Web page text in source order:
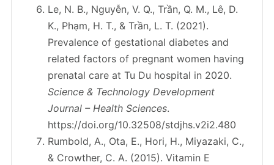
Le, N. B., Nguyễn, V. Q., Trần, Q. M., Lê, D.
K., Phạm, H. T., & Trần, L. T. (2021).
Prevalence of gestational diabetes and
related factors of pregnant women having
prenatal care at Tu Du hospital in 2020.
Science & Technology Development
Journal – Health Sciences.
https://doi.org/10.32508/stdjhs.v2i2.480
Rumbold, A., Ota, E., Hori, H., Miyazaki, C.,
& Crowther, C. A. (2015). Vitamin E